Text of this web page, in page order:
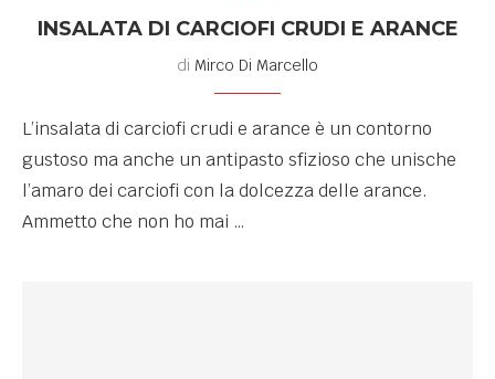
INSALATA DI CARCIOFI CRUDI E ARANCE
di Mirco Di Marcello
L’insalata di carciofi crudi e arance è un contorno
gustoso ma anche un antipasto sfizioso che unische
l’amaro dei carciofi con la dolcezza delle arance.
Ammetto che non ho mai …